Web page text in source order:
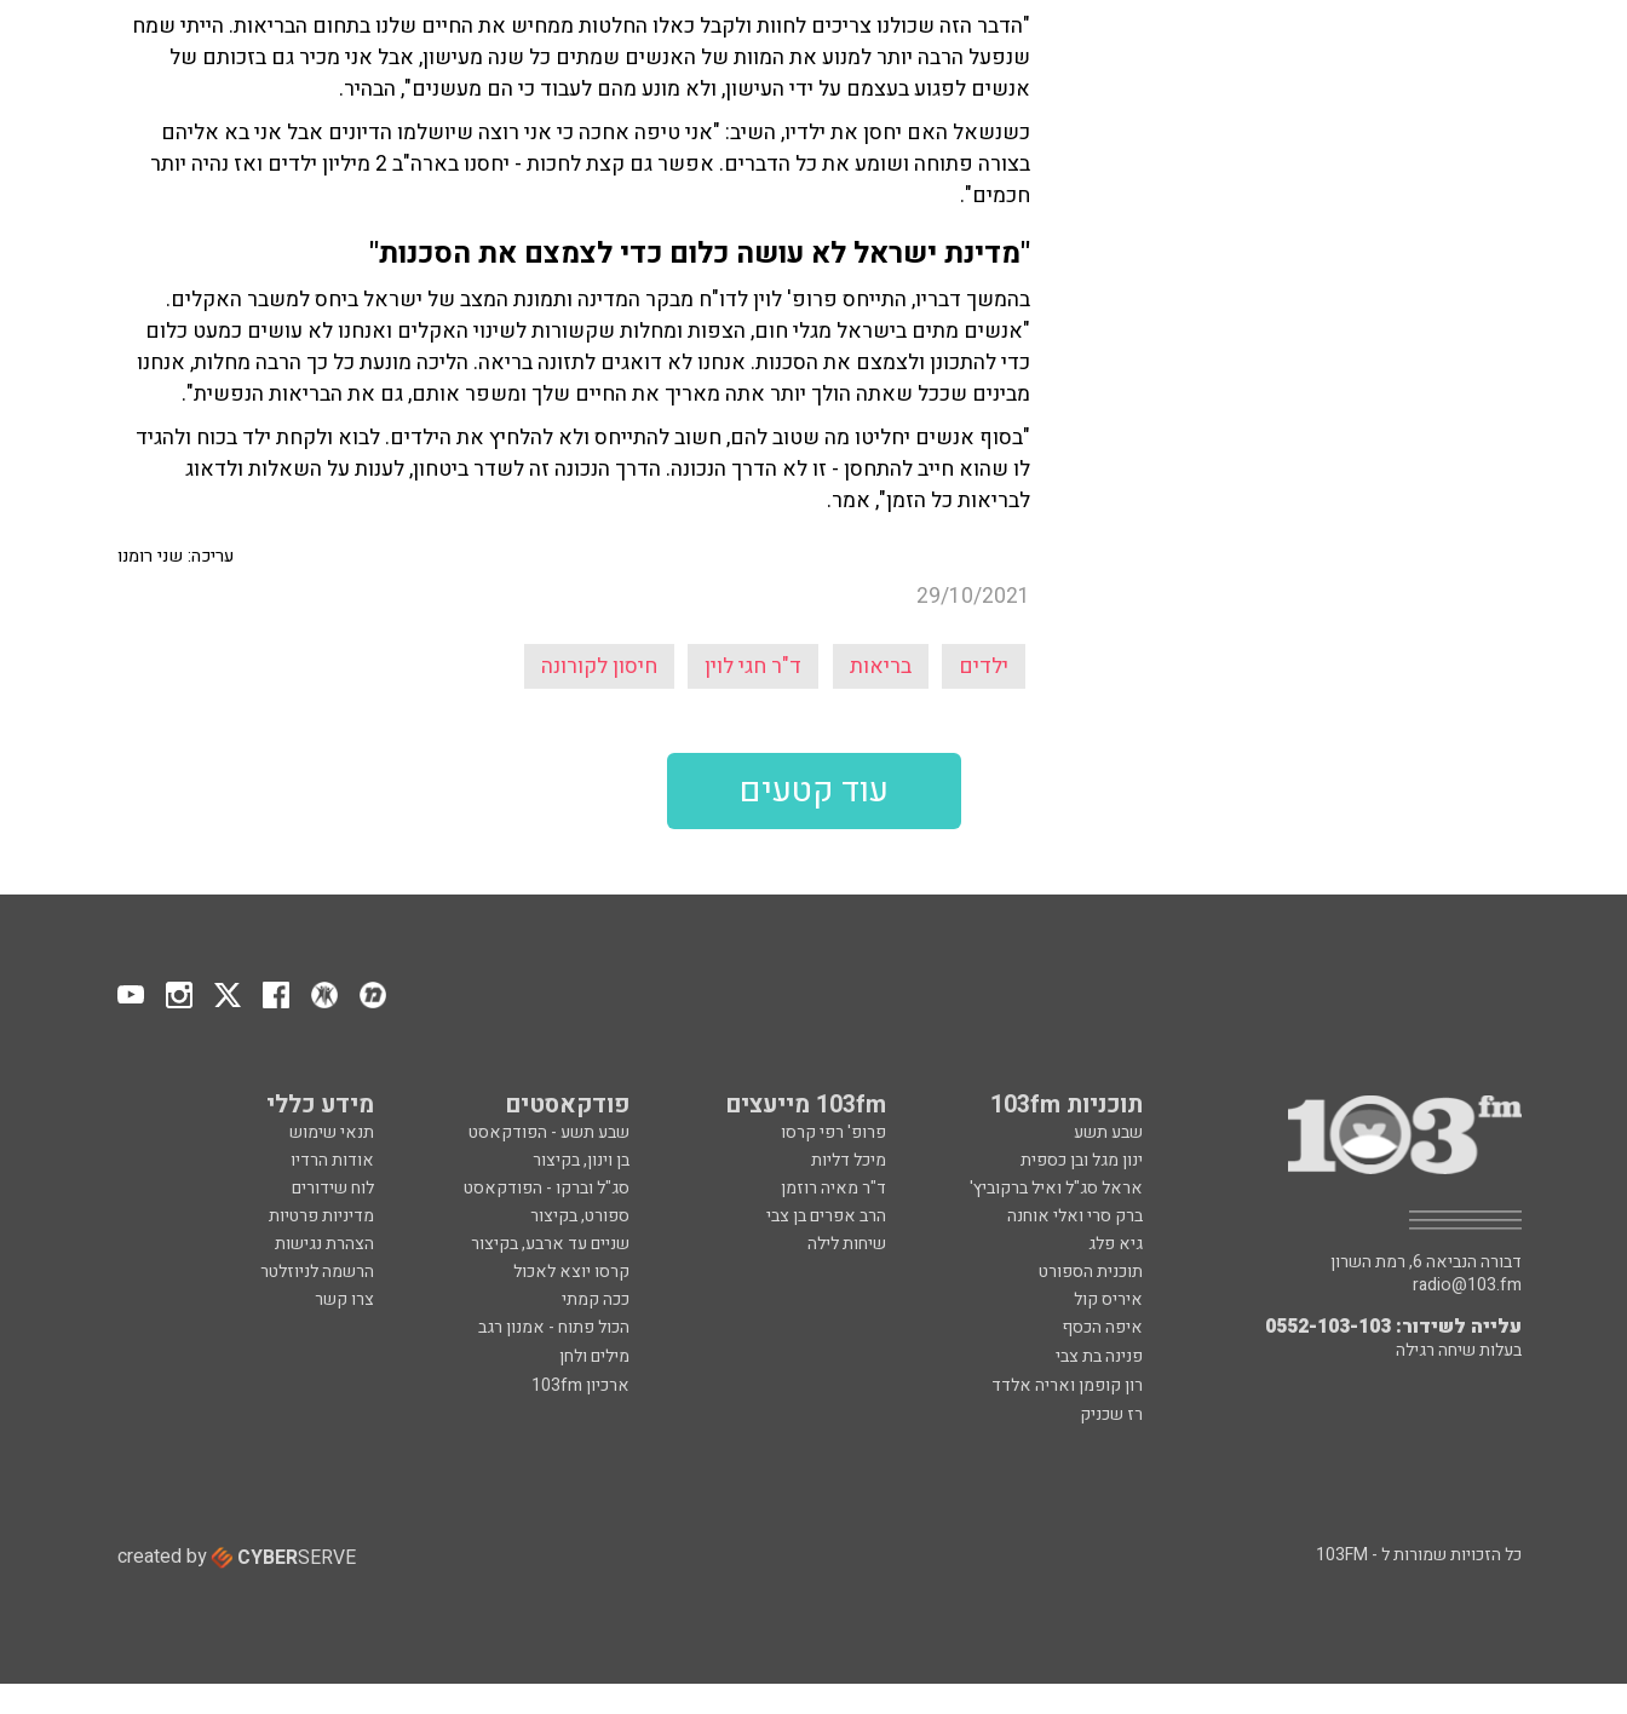
"הדבר הזה שכולנו צריכים לחוות ולקבל כאלו החלטות ממחיש את החיים שלנו בתחום הבריאות. הייתי שמח
שנפעל הרבה יותר למנוע את המוות של האנשים שמתים כל שנה מעישון, אבל אני מכיר גם בזכותם של
אנשים לפגוע בעצמם על ידי העישון, ולא מונע מהם לעבוד כי הם מעשנים", הבהיר.
כשנשאל האם יחסן את ילדיו, השיב: "אני טיפה אחכה כי אני רוצה שיושלמו הדיונים אבל אני בא אליהם
בצורה פתוחה ושומע את כל הדברים. אפשר גם קצת לחכות - יחסנו בארה"ב 2 מיליון ילדים ואז נהיה יותר
חכמים".
"מדינת ישראל לא עושה כלום כדי לצמצם את הסכנות"
בהמשך דבריו, התייחס פרופ' לוין לדו"ח מבקר המדינה ותמונת המצב של ישראל ביחס למשבר האקלים.
"אנשים מתים בישראל מגלי חום, הצפות ומחלות שקשורות לשינוי האקלים ואנחנו לא עושים כמעט כלום
כדי להתכונן ולצמצם את הסכנות. אנחנו לא דואגים לתזונה בריאה. הליכה מונעת כל כך הרבה מחלות, אנחנו
מבינים שככל שאתה הולך יותר אתה מאריך את החיים שלך ומשפר אותם, גם את הבריאות הנפשית".
"בסוף אנשים יחליטו מה שטוב להם, חשוב להתייחס ולא להלחיץ את הילדים. לבוא ולקחת ילד בכוח ולהגיד
לו שהוא חייב להתחסן - זו לא הדרך הנכונה. הדרך הנכונה זה לשדר ביטחון, לענות על השאלות ולדאוג
לבריאות כל הזמן", אמר.
עריכה: שני רומנו
29/10/2021
ילדים בריאות ד"ר חגי לוין חיסון לקורונה
עוד קטעים
תוכניות 103fm 103fm מייעצים פודקאסטים מידע כללי
שבע תשע פרופ' רפי קרסו שבע תשע - הפודקאסט
תנאי שימוש
ינון מגל ובן כספית
מיכל דליות בן וינון, בקיצור
אודות הרדיו
אראל סג"ל ואיל ברקוביץ'
ד"ר מאיה רוזמן סג"ל וברקו - הפודקאסט
לוח שידורים
ברק סרי ואלי אוחנה
הרב אפרים בן צבי ספורט, בקיצור
מדיניות פרטיות
גיא פלג
שיחות לילה שניים עד ארבע, בקיצור
הצהרת נגישות
תוכנית הספורט
קרסו יוצא לאכול
הרשמה לניוזלטר
איריס קול
ככה קמתי
צרו קשר
איפה הכסף
הכול פתוח - אמנון רגב
פנינה בת צבי
מילים ולחן
רון קופמן ואריה אלדד
ארכיון 103fm
רז שכניק
דבורה הנביאה 6, רמת השרון
radio@103.fm
עלייה לשידור: 0552-103-103
בעלות שיחה רגילה
כל הזכויות שמורות ל - 103FM created by CYBERSERVE